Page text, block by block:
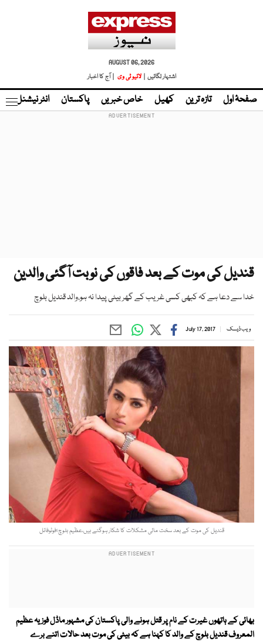
AUGUST 06, 2026
اشتہار لگائیں |
لائیو ٹی وی | آج کا اخبار
صفحۂ اول تازہ ترین کھیل خاص خبریں پاکستان انٹر نیشنل
قندیل کی موت کے بعد فاقوں کی نوبت آگئی والدین
خدا سے دعا ہے کہ کبھی کسی غریب کے گھر بیٹی پیدا نہ ہو،والد قندیل بلوچ
ویب ڈیسک July 17, 2017
قندیل کی موت کے بعد سخت مالی مشکلات کا شکار ہوگئے ہیں،عظیم بلوچ؛فوٹوفائل
بھائی کے ہاتھوں غیرت کے نام پر قتل ہونے والی پاکستان کی مشہور ماڈل فوزیہ عظیم
المعروف قندیل بلوچ کے والد کا کہنا ہے کہ بیٹی کی موت بعد حالات اتنے برے